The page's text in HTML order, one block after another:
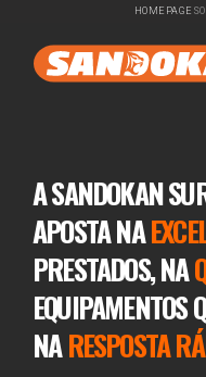
HOMEPAGE
A SANDOKAN
APOSTA NA
PRESTADOS, NA
EQUIPAMENTOS
NARESPOSTA